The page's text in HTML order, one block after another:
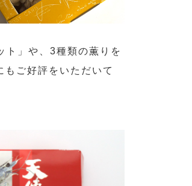
」や、3種類の薫りを
ご好評をいただいて